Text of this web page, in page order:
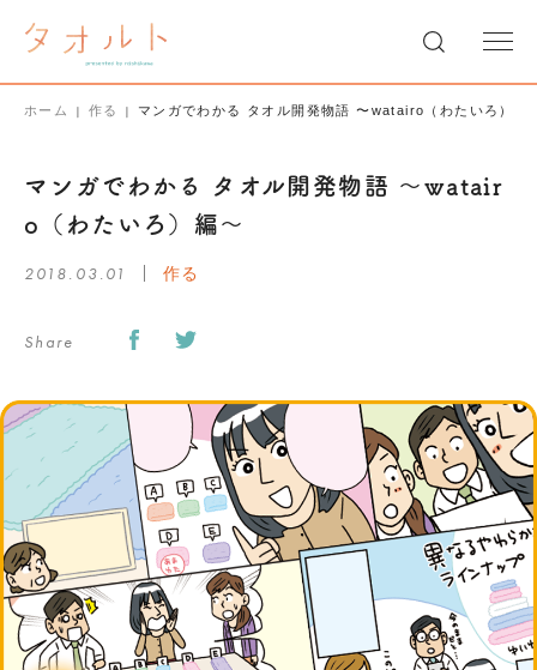
ホーム 作る マンガでわかる タオル開発物語 〜watairo（わたいろ）編
マンガでわかる タオル開発物語 〜watair
o（わたいろ）編〜
2018.03.01 作る
Share